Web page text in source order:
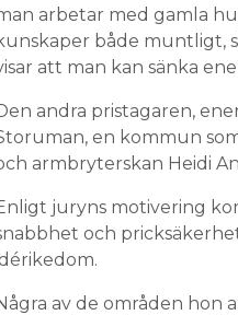
arbetar med gamla
både muntligt,
att man kan sänka
andra pristagaren,
en kommun
armbryterskan Heidi
juryns motivering
och
av de områden hon